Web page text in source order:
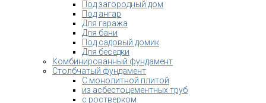
Под загородный дом
Под ангар
Для гаража
Для бани
Под садовый домик
Для беседки
Комбинированный фундамент
Столбчатый фундамент
С монолитной плитой
из асбестоцементных труб
с ростверком